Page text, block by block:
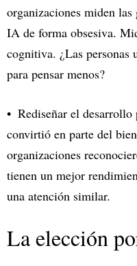
organizaciones miden
IA de forma obsesiva.
cognitiva. ¿Las personas
para pensar menos?
Rediseñar el
convirtió en parte del
organizaciones
tienen un mejor
una atención similar.
La elección